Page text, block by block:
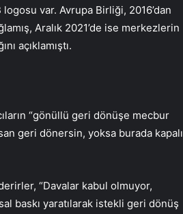
var. Avrupa Birliği, 2016’dan
Aralık 2021’de ise merkezlerin
açıklamıştı.
“gönüllü geri dönüşe mecbur
geri dönersin, yoksa burada kapalı
“Davalar kabul olmuyor,
baskı yaratılarak istekli geri dönüş